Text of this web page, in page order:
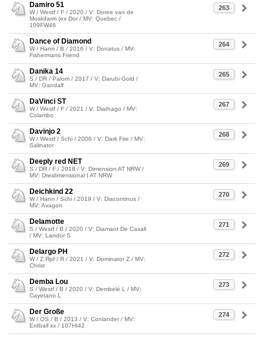
263
Damiro 51
W / Westf / F / 2020 / V: Doree van de
Moskifarm (ex Dor / MV: Quebec /
109FW46
264
Dance of Diamond
W / Hann / B / 2016 / V: Donatus / MV:
Fishermans Friend
265
Danika 14
S / DR / Palom / 2017 / V: Darubi Gold /
MV: Gandalf
267
DaVinci ST
W / Westf / F / 2021 / V: Diathago / MV:
Colambo
268
Davinjo 2
W / Westf / Schi / 2006 / V: Dark Fire / MV:
Salinator
269
Deeply red NET
S / DR / F / 2018 / V: Dimension AT NRW /
MV: Dreidimensional I AT NRW
270
Deichkind 22
W / Hann / Schi / 2019 / V: Diacontinus /
MV: Avagon
271
Delamotte
S / Westf / B / 2020 / V: Diamant De Casall
/ MV: Landor S
272
Delargo PH
W / Z.Rpf / R / 2021 / V: Dominator Z / MV:
Christ
273
Demba Lou
S / Westf / B / 2020 / V: Dembelé L / MV:
Cayetano L
274
Der Große
W / OS / B / 2013 / V: Conlander / MV:
Erdball xx / 107HI42